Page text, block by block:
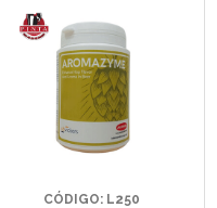
CÓDIGO: L250